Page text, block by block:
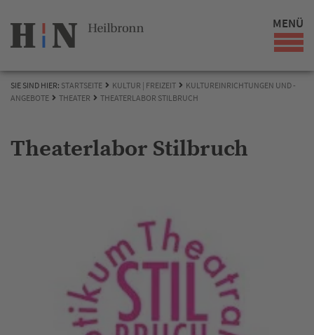
MENÜ
SIE SIND HIER: STARTSEITE KULTUR | FREIZEIT
KULTUREINRICHTUNGEN UND -
ANGEBOTE
THEATER THEATERLABOR STILBRUCH
Theaterlabor Stilbruch